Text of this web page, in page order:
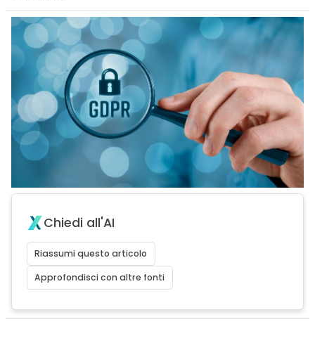
Chiedi all'AI
Riassumi questo articolo
Approfondisci con altre fonti